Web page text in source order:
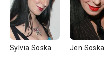
Sylvia Soska Jen Soska